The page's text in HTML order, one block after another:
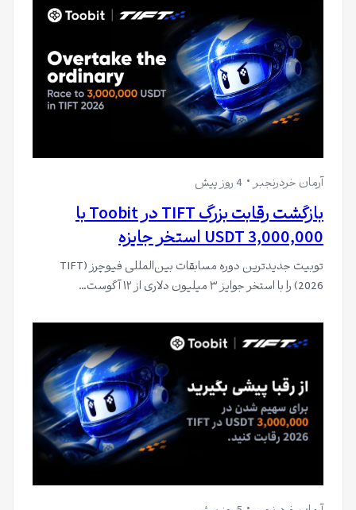
آرمان خردرنجبر 4 روز پیش
بازگشت رقابت بزرگ TIFT در Toobit با
3,000,000 USDT استخر جایزه
توبیت جدیدترین دوره مسابقات بین‌المللی فیوچرز (TIFT
2026) را با استخر جوایز ۳ میلیون دلاری از ۱۲ آگوست…